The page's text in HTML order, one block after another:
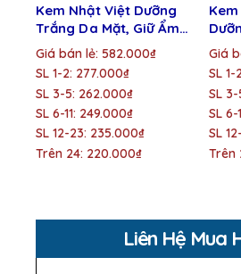
Kem Nhật Việt Dưỡng
Trắng Da Mặt, Giữ Ẩm
Ngọc Trai Đen – Sữa
Ong Chúa 20g
Giá bán lẻ: 582.000₫
SL 1-2: 277.000₫
SL 3-5: 262.000₫
SL 6-11: 249.000₫
SL 12-23: 235.000₫
Trên 24: 220.000₫
Khít
Giá
SL
SL
SL 6-
SL
Trên
Liên Hệ Mua